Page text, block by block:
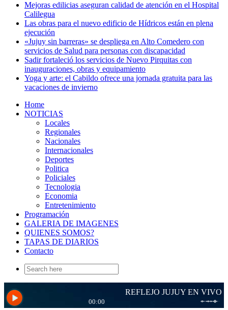
Mejoras edilicias aseguran calidad de atención en el Hospital
Calilegua
Las obras para el nuevo edificio de Hídricos están en plena
ejecución
«Jujuy sin barreras» se despliega en Alto Comedero con
servicios de Salud para personas con discapacidad
Sadir fortaleció los servicios de Nuevo Pirquitas con
inauguraciones, obras y equipamiento
Yoga y arte: el Cabildo ofrece una jornada gratuita para las
vacaciones de invierno
Home
NOTICIAS
Locales
Regionales
Nacionales
Internacionales
Deportes
Politica
Policiales
Tecnologia
Economia
Entretenimiento
Programación
GALERIA DE IMAGENES
QUIENES SOMOS?
TAPAS DE DIARIOS
Contacto
Search
for: